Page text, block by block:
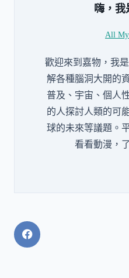
嗨，我
All
歡迎來到嘉物，我
解各種腦洞大開的
普及、宇宙、個人
的人探討人類的可
球的未來等議題。
看看動漫，